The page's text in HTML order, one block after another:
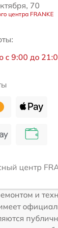
70
центра FRANKE
с 9:00 до
центр
и